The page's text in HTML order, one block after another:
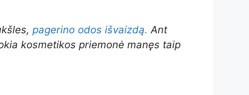
pagerino odos išvaizdą. Ant
kosmetikos priemonė manęs taip